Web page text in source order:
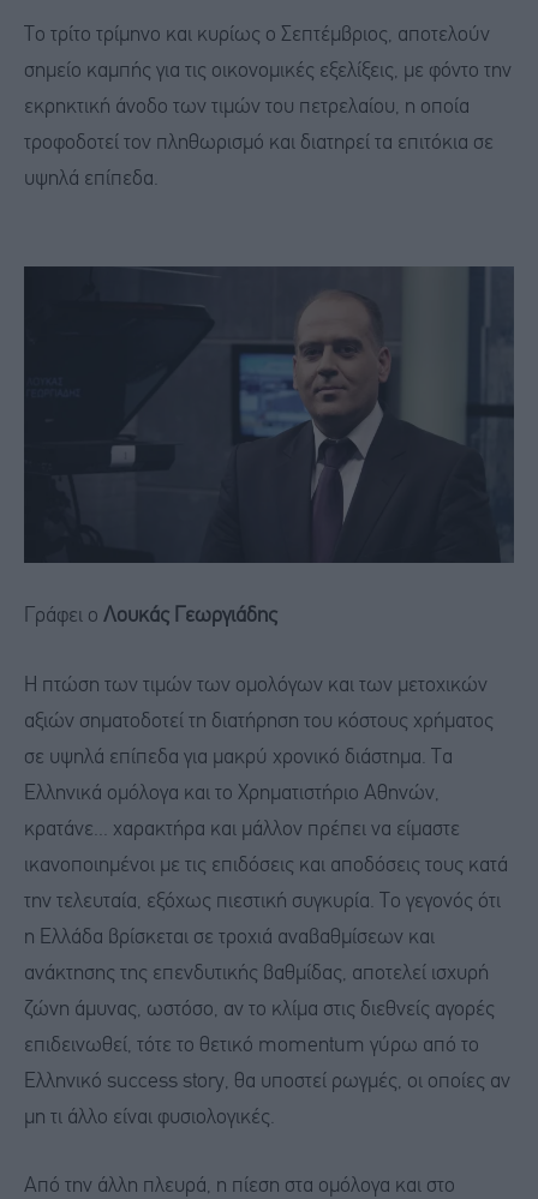
Το τρίτο τρίμηνο και κυρίως ο Σεπτέμβριος, αποτελούν
σημείο καμπής για τις οικονομικές εξελίξεις, με φόντο την
εκρηκτική άνοδο των τιμών του πετρελαίου, η οποία
τροφοδοτεί τον πληθωρισμό και διατηρεί τα επιτόκια σε
υψηλά επίπεδα.
Γράφει ο Λουκάς Γεωργιάδης
Η πτώση των τιμών των ομολόγων και των μετοχικών
αξιών σηματοδοτεί τη διατήρηση του κόστους χρήματος
σε υψηλά επίπεδα για μακρύ χρονικό διάστημα. Τα
Ελληνικά ομόλογα και το Χρηματιστήριο Αθηνών,
κρατάνε... χαρακτήρα και μάλλον πρέπει να είμαστε
ικανοποιημένοι με τις επιδόσεις και αποδόσεις τους κατά
την τελευταία, εξόχως πιεστική συγκυρία. Το γεγονός ότι
η Ελλάδα βρίσκεται σε τροχιά αναβαθμίσεων και
ανάκτησης της επενδυτικής βαθμίδας, αποτελεί ισχυρή
ζώνη άμυνας, ωστόσο, αν το κλίμα στις διεθνείς αγορές
επιδεινωθεί, τότε το θετικό momentum γύρω από το
Ελληνικό success story, θα υποστεί ρωγμές, οι οποίες αν
μη τι άλλο είναι φυσιολογικές.
Από την άλλη πλευρά, η πίεση στα ομόλογα και στο